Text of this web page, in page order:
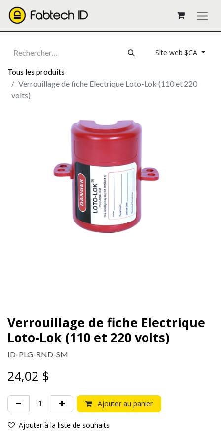
Site web $CA
Tous les produits
Verrouillage de fiche Electrique Loto-Lok (110 et 220
volts)
Verrouillage de fiche Electrique
Loto-Lok (110 et 220 volts)
ID-PLG-RND-SM
24,02 $
Ajouter au panier
Ajouter à la liste de souhaits